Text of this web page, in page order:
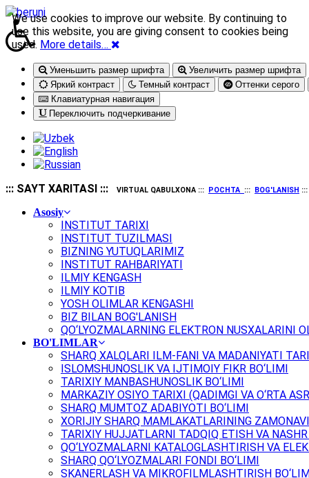
Уменьшить размер шрифта
Увеличить размер шрифта
Яркий контраст
Темный контраст
Оттенки серого
Клавиатурная навигация
Переключить подчеркивание
::: SAYT XARITASI ::: VIRTUAL QABULXONA ::: POCHTA ::: BOG'LANISH
Asosiy
INSTITUT TARIXI
INSTITUT TUZILMASI
BIZNING YUTUQLARIMIZ
INSTITUT RAHBARIYATI
ILMIY KENGASH
ILMIY KOTIB
YOSH OLIMLAR KENGASHI
BIZ BILAN BOG'LANISH
QO‘LYOZMALARNING ELEKTRON NUSXALARINI
BO'LIMLAR
SHARQ XALQLARI ILM-FANI VA MADANIYATI
ISLOMSHUNOSLIK VA IJTIMOIY FIKR BO‘LIMI
TARIXIY MANBASHUNOSLIK BO‘LIMI
MARKAZIY OSIYO TARIXI (QADIMGI VA O‘RTA
SHARQ MUMTOZ ADABIYOTI BO‘LIMI
XORIJIY SHARQ MAMLAKATLARINING
TARIXIY HUJJATLARNI TADQIQ ETISH VA
QO‘LYOZMALARNI KATALOGLASHTIRISH VA
SHARQ QO‘LYOZMALARI FONDI BO‘LIMI
SKANERLASH VA MIKROFILMLASHTIRISH
We use cookies to improve our website. By continuing to
use this website, you are giving consent to cookies being
used. More details…